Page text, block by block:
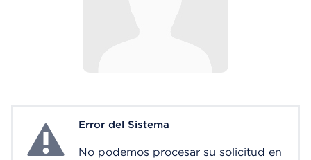
System ErrorError del Sistema
No podemos procesar su solicitud en